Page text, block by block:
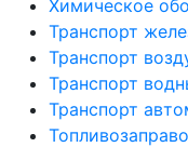
Химическое
Транспорт
Транспорт
Транспорт
Транспорт